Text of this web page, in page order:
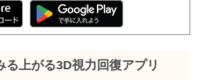
る上がる3D視力回復アプリ